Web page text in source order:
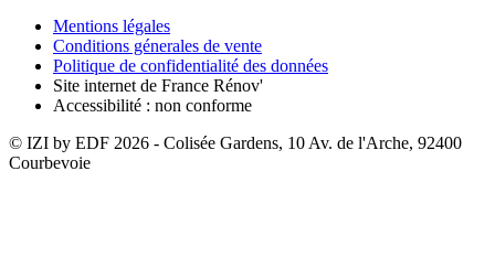
Mentions légales
Conditions génerales de vente
Politique de confidentialité des données
Site internet de France Rénov'
Accessibilité : non conforme
© IZI by EDF 2026 - Colisée Gardens, 10 Av. de l'Arche, 92400
Courbevoie